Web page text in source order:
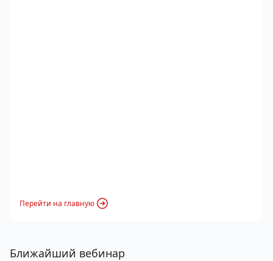
Перейти на главную
Ближайший вебинар